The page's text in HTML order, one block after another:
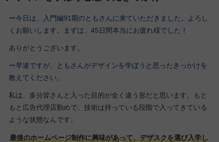
ー今日は、入門編91期のともさんに来ていただきました。よろし
くお願いします。
まずは、45日間本当にお疲れ様でした！
ありがとうございます。
ー早速ですが、ともさんがデザインを学ぼうと思ったきっかけを
教えてください。
私は、多分皆さんと入った目的が全く違う形だと思います。もと
もと広告代理店勤めで、技術は持っている段階で入ってきている
ような状態なんです。
最後のホームページ制作に興味があって、デザスクを選び入学し